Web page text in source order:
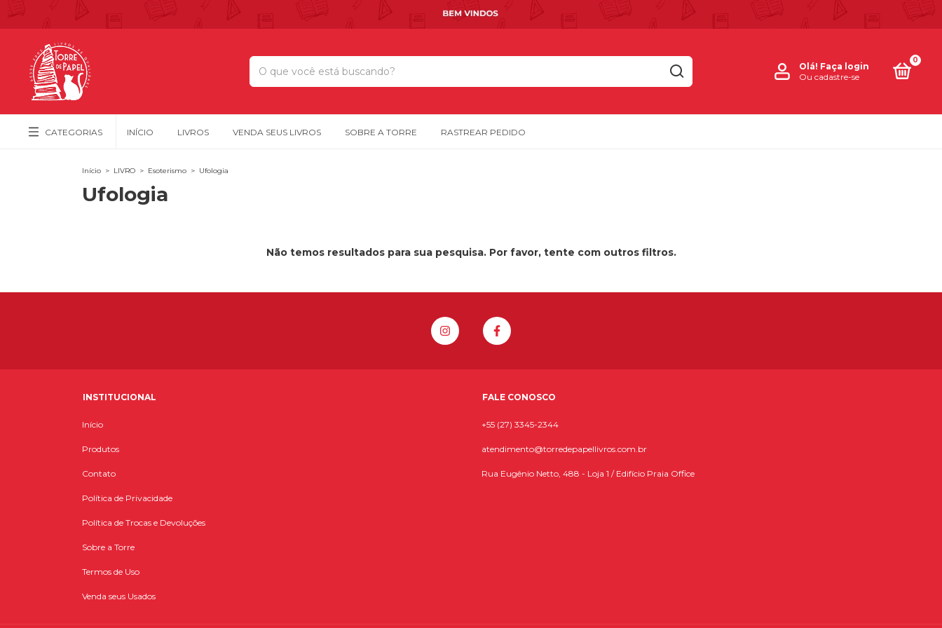
Olá! Faça login
Ou cadastre-se
0
CATEGORIAS INÍCIO LIVROS VENDA SEUS LIVROS SOBRE A TORRE RASTREAR PEDIDO
Início > LIVRO > Esoterismo > Ufologia
Ufologia
Não temos resultados para sua pesquisa. Por favor, tente com outros filtros.
INSTITUCIONAL
Início
Produtos
Contato
Política de Privacidade
Política de Trocas e Devoluções
Sobre a Torre
Termos de Uso
Venda seus Usados
FALE CONOSCO
+55 (27) 3345-2344
atendimento@torredepapellivros.com.br
Rua Eugênio Netto, 488 - Loja 1 / Edifício Praia Office